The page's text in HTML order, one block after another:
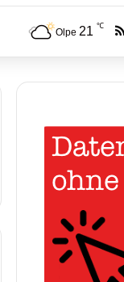
Olpe 21 ℃